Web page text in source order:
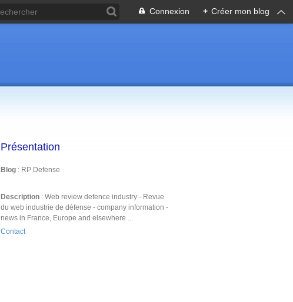
Connexion + Créer mon blog
Présentation
Blog : RP Defense
Description : Web review defence industry - Revue
du web industrie de défense - company information -
news in France, Europe and elsewhere ...
Contact